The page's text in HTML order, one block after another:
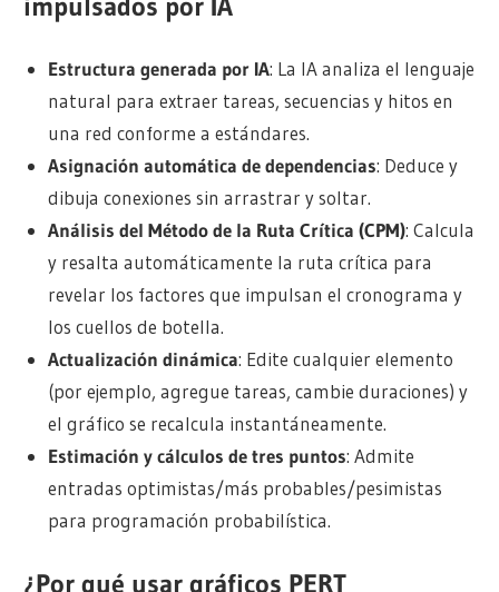
Estructura generada por IA: La IA analiza el lenguaje
natural para extraer tareas, secuencias y hitos en
una red conforme a estándares.
Asignación automática de dependencias: Deduce y
dibuja conexiones sin arrastrar y soltar.
Análisis del Método de la Ruta Crítica (CPM): Calcula
y resalta automáticamente la ruta crítica para
revelar los factores que impulsan el cronograma y
los cuellos de botella.
Actualización dinámica: Edite cualquier elemento
(por ejemplo, agregue tareas, cambie duraciones) y
el gráfico se recalcula instantáneamente.
Estimación y cálculos de tres puntos: Admite
entradas optimistas/más probables/pesimistas
para programación probabilística.
¿Por qué usar gráficos PERT